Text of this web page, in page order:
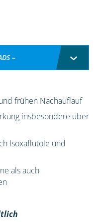
–
frühen Nachauflauf
insbesondere über
Isoxaflutole und
als auch